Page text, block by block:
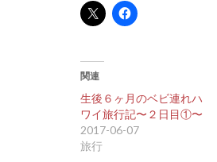
関連
生後６ヶ月のベビ連れハ
ワイ旅行記〜２日目①〜
2017-06-07
旅行